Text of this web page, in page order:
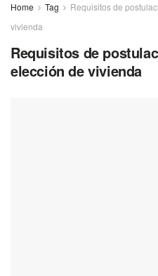
Home Tag
Requisitos de
vivienda
Requisitos de
elección de vivienda